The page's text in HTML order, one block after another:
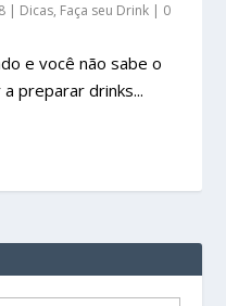
| Dicas, Faça seu Drink | 0
e você não sabe o
preparar drinks...